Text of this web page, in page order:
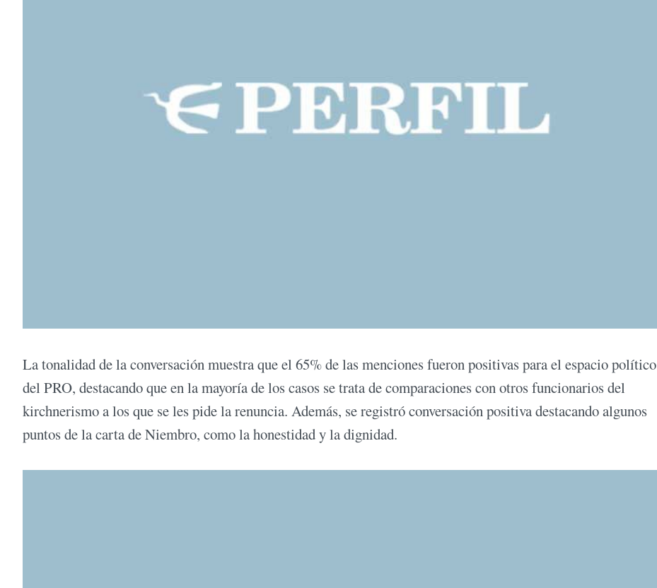
La tonalidad de la conversación muestra que el 65% de las menciones fueron positivas para el espacio político
del PRO, destacando que en la mayoría de los casos se trata de comparaciones con otros funcionarios del
kirchnerismo a los que se les pide la renuncia. Además, se registró conversación positiva destacando algunos
puntos de la carta de Niembro, como la honestidad y la dignidad.